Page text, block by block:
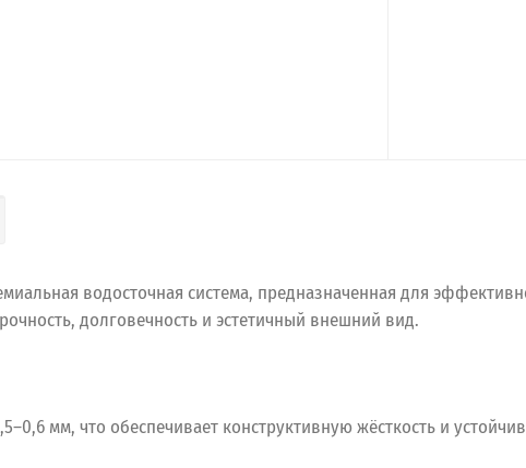
водосточная система, предназначенная для
долговечность и эстетичный внешний вид.
мм, что обеспечивает конструктивную жёсткость и